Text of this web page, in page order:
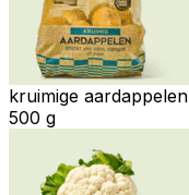
kruimige aardappelen
500 g